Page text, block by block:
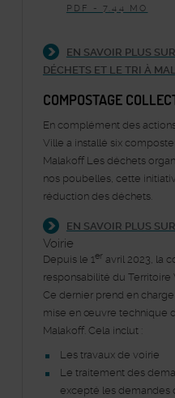
PDF - 7.44 MO
EN SAVOIR PLUS
DÉCHETS ET LE TRI À
COMPOSTAGE
En complément des
Ville a installé six
Malakoff Les déchets
nos poubelles, cette
réduction des déchets.
EN SAVOIR PLUS
Voirie
Depuis le 1er avril 2023, la
responsabilité du Territoire
Ce dernier prend en
mise en œuvre technique
Malakoff. Cela inclut :
Les travaux de voirie
Le traitement des
excepté les demandes